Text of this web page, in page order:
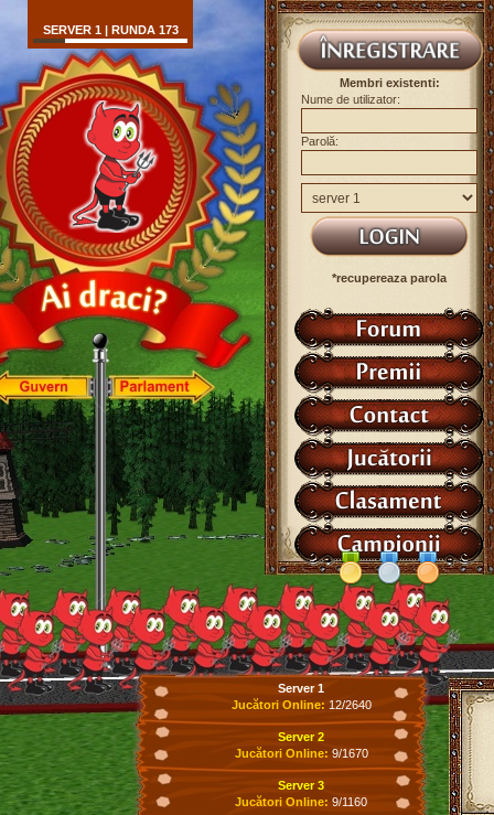
SERVER 1 | RUNDA 173
Membri existenti:
Nume de utilizator:
Parolă:
*recupereaza parola
Server 1
Jucători Online: 12/2640
Server 2
Jucători Online: 9/1670
Server 3
Jucători Online: 9/1160